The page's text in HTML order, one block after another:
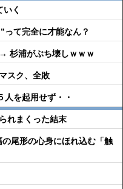
く
って完全に才能なん？
杉浦がぶち壊しｗｗｗ
スク、全敗
を起用せず・・
れまくった結末
の尾形の心身にほれ込む「触